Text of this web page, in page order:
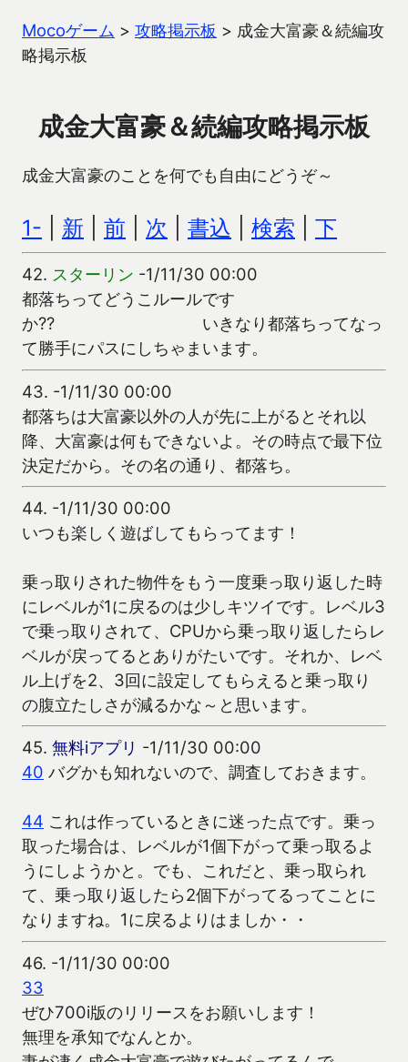
Mocoゲーム > 攻略掲示板 > 成金大富豪＆続編攻
略掲示板
成金大富豪＆続編攻略掲示板
成金大富豪のことを何でも自由にどうぞ～
1- 新 前 次 書込 検索 下
42. スターリン -1/11/30 00:00
都落ちってどうこルールです
か?? いきなり都落ちってなっ
て勝手にパスにしちゃまいます。
43. -1/11/30 00:00
都落ちは大富豪以外の人が先に上がるとそれ以
降、大富豪は何もできないよ。その時点で最下位
決定だから。その名の通り、都落ち。
44. -1/11/30 00:00
いつも楽しく遊ばしてもらってます！
乗っ取りされた物件をもう一度乗っ取り返した時
にレベルが1に戻るのは少しキツイです。レベル3
で乗っ取りされて、CPUから乗っ取り返したらレ
ベルが戻ってるとありがたいです。それか、レベ
ル上げを2、3回に設定してもらえると乗っ取り
の腹立たしさが減るかな～と思います。
45. 無料iアプリ -1/11/30 00:00
40 バグかも知れないので、調査しておきます。
44 これは作っているときに迷った点です。乗っ
取った場合は、レベルが1個下がって乗っ取るよ
うにしようかと。でも、これだと、乗っ取られ
て、乗っ取り返したら2個下がってるってことに
なりますね。1に戻るよりはましか・・
46. -1/11/30 00:00
33
ぜひ700i版のリリースをお願いします！
無理を承知でなんとか。